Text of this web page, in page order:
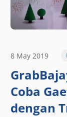
8 May 2019
Coba
dengan